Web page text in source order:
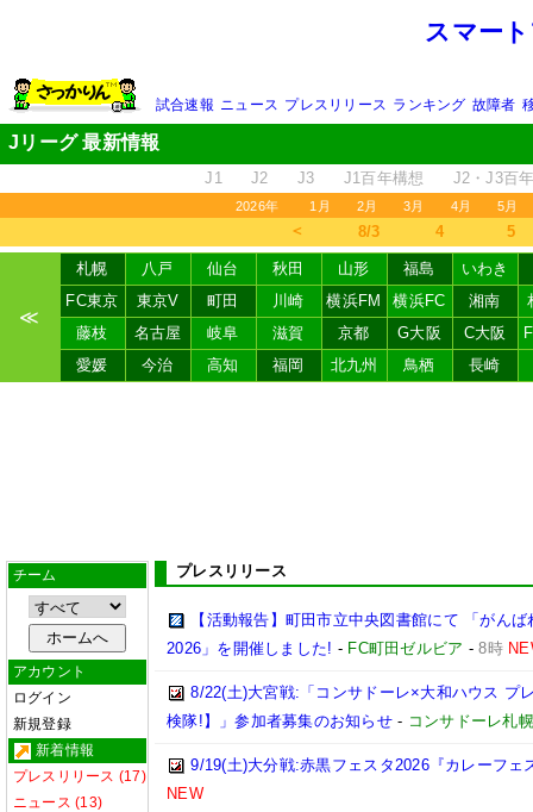
スマー
試合速報 ニュース プレスリリース ランキング 故障者
Jリーグ 最新情報
J1 J2 J3 J1百年構想 J2・J3百
2026年 1月 2月 3月 4月 5月
＜ 8/3 4 5
≪
札幌 八戸 仙台 秋田 山形 福島
いわき
FC東京
東京V 町田 川崎 横浜FM 横浜FC 湘南
藤枝
名古屋 岐阜 滋賀 京都 G大阪 C大阪
愛媛
今治 高知 福岡 北九州 鳥栖 長崎
チーム
アカウント
ログイン
新規登録
新着情報
プレスリリース (17)
ニュース (13)
プレスリリース
【活動報告】町田市立中央図書館にて 「がん
2026」を開催しました! - FC町田ゼルビア -8時
8/22(土)大宮戦:「コンサドーレ×大和ハウス プ
検隊!】」参加者募集のお知らせ - コンサドーレ札幌
9/19(土)大分戦:赤黒フェスタ2026『カレーフェ
NEW